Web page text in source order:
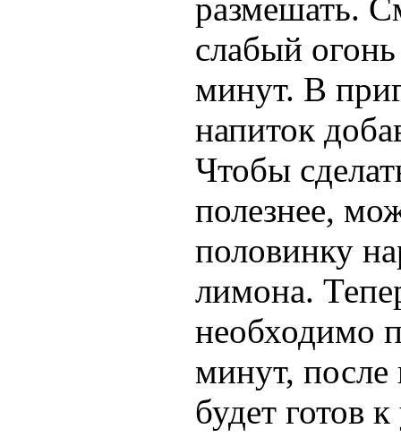
размешать.
слабый
минут. В
напиток
Чтобы
полезнее,
половинку
лимона.
необходимо
минут,
будет готов